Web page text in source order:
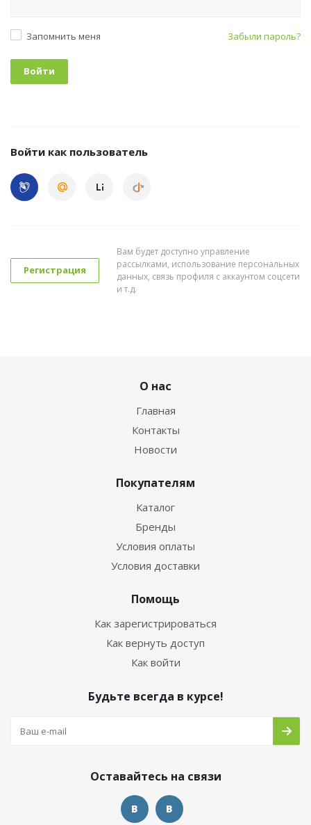
Забыли пароль?
Запомнить меня
Войти как пользователь
Регистрация
Вам будет доступно управление
рассылками, использование персональных
данных, связь профиля с аккаунтом соцсети
и т.д.
О нас
Главная
Контакты
Новости
Покупателям
Каталог
Бренды
Условия оплаты
Условия доставки
Помощь
Как зарегистрироваться
Как вернуть доступ
Как войти
Будьте всегда в курсе!
Оставайтесь на связи